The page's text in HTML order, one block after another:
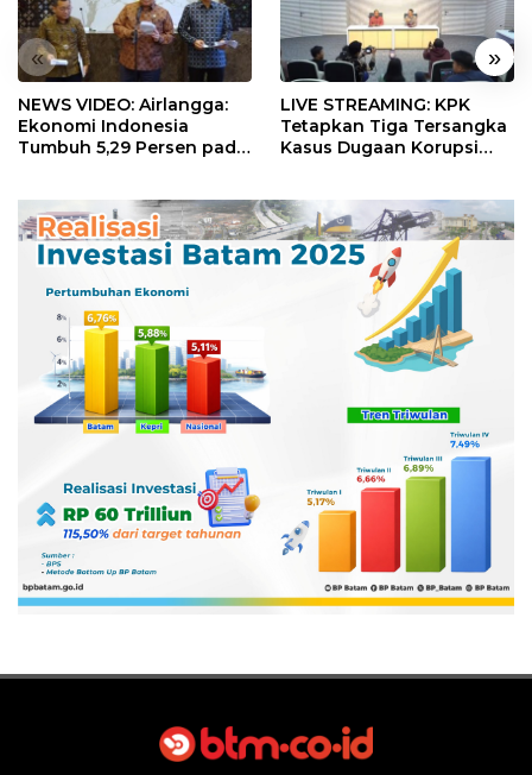
« »
NEWS VIDEO: Airlangga:
Ekonomi Indonesia
Tumbuh 5,29 Persen pada
LIVE STREAMING: KPK
Tetapkan Tiga Tersangka
Kasus Dugaan Korupsi